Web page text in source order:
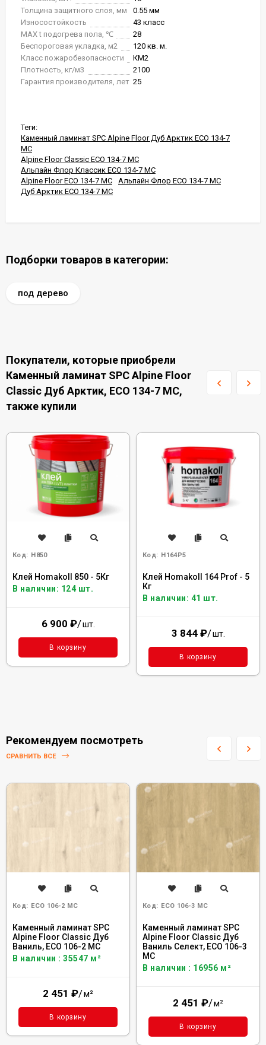
Толщина защитного слоя, мм
0.55 мм
Износостойкость
43 класс
MAX t подогрева пола, ℃
28
Беспороговая укладка, м2
120 кв. м.
Класс пожаробезопасности
КМ2
Плотность, кг/м3
2100
Гарантия производителя, лет 25
Теги:
Каменный ламинат SPC Alpine Floor Дуб Арктик ЕСО 134-7
MC
Alpine Floor Classic ЕСО 134-7 MC
Альпайн Флор Классик ЕСО 134-7 MC
Alpine Floor ЕСО 134-7 MC
Альпайн Флор ЕСО 134-7 MC
Дуб Арктик ЕСО 134-7 MC
Подборки товаров в категории:
под дерево
Покупатели, которые приобрели
Каменный ламинат SPC Alpine Floor
Classic Дуб Арктик, ЕСО 134-7 MC,
также купили
Код: H850
Клей Homakoll 850 - 5Кг
В наличии: 124 шт.
6 900 ₽/шт.
В корзину
Код: H164P5
Клей Homakoll 164 Prof - 5
Кг
В наличии: 41 шт.
3 844 ₽/шт.
В корзину
Рекомендуем посмотреть
СРАВНИТЬ ВСЕ
Код: ECO 106-2 MC
Каменный ламинат SPC
Alpine Floor Classic Дуб
Ваниль, ECO 106-2 MC
В наличии : 35547 м²
2 451 ₽/м²
В корзину
Код: ECO 106-3 MC
Каменный ламинат SPC
Alpine Floor Classic Дуб
Ваниль Селект, ECO 106-3
MC
В наличии : 16956 м²
2 451 ₽/м²
В корзину